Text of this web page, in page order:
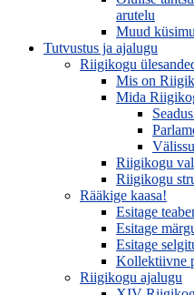
arutelu
Muud
Tutvustus ja ajalugu
Riigikogu
Mis on
Mida
Riigikogu
Riigikogu
Rääkige kaasa!
Esitage
Esitage
Esitage
Kollektiivne
Riigikogu ajalugu